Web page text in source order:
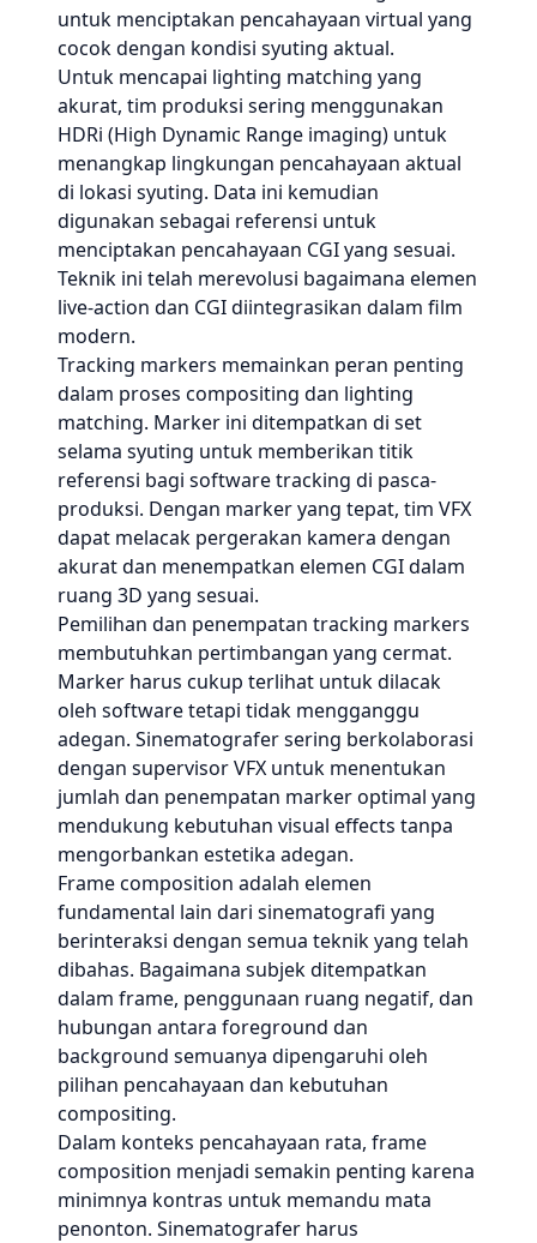
untuk menciptakan pencahayaan virtual yang
cocok dengan kondisi syuting aktual.
Untuk mencapai lighting matching yang
akurat, tim produksi sering menggunakan
HDRi (High Dynamic Range imaging) untuk
menangkap lingkungan pencahayaan aktual
di lokasi syuting. Data ini kemudian
digunakan sebagai referensi untuk
menciptakan pencahayaan CGI yang sesuai.
Teknik ini telah merevolusi bagaimana elemen
live-action dan CGI diintegrasikan dalam film
modern.
Tracking markers memainkan peran penting
dalam proses compositing dan lighting
matching. Marker ini ditempatkan di set
selama syuting untuk memberikan titik
referensi bagi software tracking di pasca-
produksi. Dengan marker yang tepat, tim VFX
dapat melacak pergerakan kamera dengan
akurat dan menempatkan elemen CGI dalam
ruang 3D yang sesuai.
Pemilihan dan penempatan tracking markers
membutuhkan pertimbangan yang cermat.
Marker harus cukup terlihat untuk dilacak
oleh software tetapi tidak mengganggu
adegan. Sinematografer sering berkolaborasi
dengan supervisor VFX untuk menentukan
jumlah dan penempatan marker optimal yang
mendukung kebutuhan visual effects tanpa
mengorbankan estetika adegan.
Frame composition adalah elemen
fundamental lain dari sinematografi yang
berinteraksi dengan semua teknik yang telah
dibahas. Bagaimana subjek ditempatkan
dalam frame, penggunaan ruang negatif, dan
hubungan antara foreground dan
background semuanya dipengaruhi oleh
pilihan pencahayaan dan kebutuhan
compositing.
Dalam konteks pencahayaan rata, frame
composition menjadi semakin penting karena
minimnya kontras untuk memandu mata
penonton. Sinematografer harus